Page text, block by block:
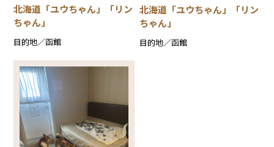
北海道「ユウちゃん」「リン
ちゃん」
目的地／函館
北海道「ユウちゃん」「リン
ちゃん」
目的地／函館